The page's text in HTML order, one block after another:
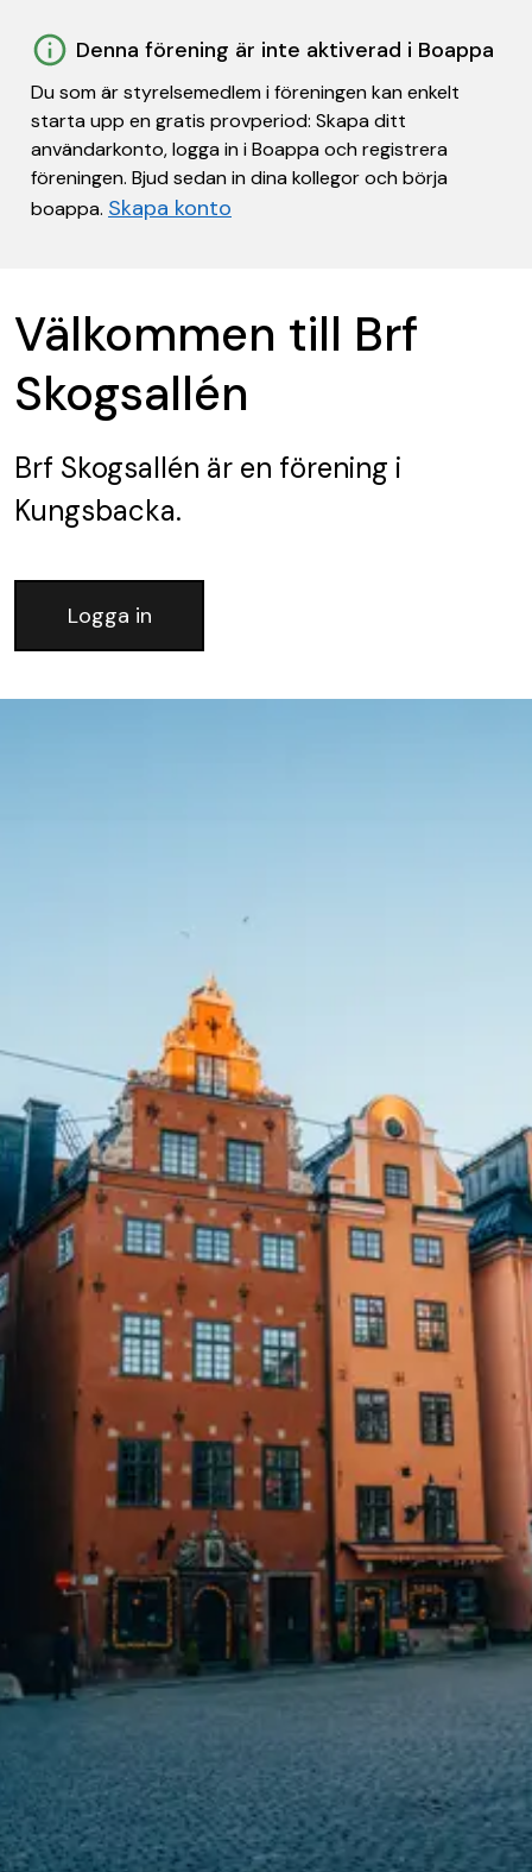
Denna förening är inte aktiverad i Boappa
Du som är styrelsemedlem i föreningen kan enkelt
starta upp en gratis provperiod: Skapa ditt
användarkonto, logga in i Boappa och registrera
föreningen. Bjud sedan in dina kollegor och börja
boappa. Skapa konto
Välkommen till Brf
Skogsallén
Brf Skogsallén är en förening i
Kungsbacka.
Logga in